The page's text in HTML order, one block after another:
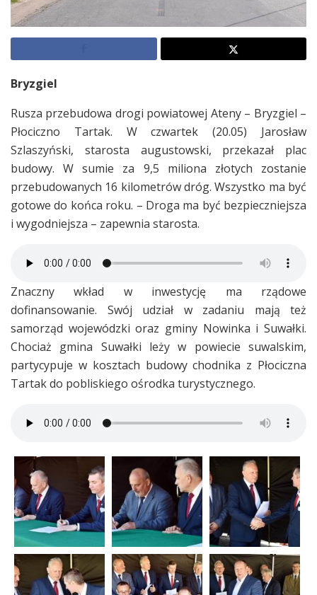
Bryzgiel
Rusza przebudowa drogi powiatowej Ateny – Bryzgiel –
Płociczno Tartak. W czwartek (20.05) Jarosław
Szlaszyński, starosta augustowski, przekazał plac
budowy. W sumie za 9,5 miliona złotych zostanie
przebudowanych 16 kilometrów dróg. Wszystko ma być
gotowe do końca roku. – Droga ma być bezpieczniejsza
i wygodniejsza – zapewnia starosta.
Znaczny wkład w inwestycję ma rządowe
dofinansowanie. Swój udział w zadaniu mają też
samorząd wojewódzki oraz gminy Nowinka i Suwałki.
Chociaż gmina Suwałki leży w powiecie suwalskim,
partycypuje w kosztach budowy chodnika z Płociczna
Tartak do pobliskiego ośrodka turystycznego.